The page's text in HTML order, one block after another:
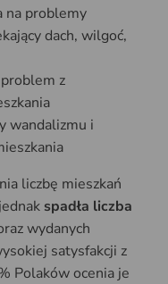
na problemy
dach, wilgoć,
z
wandalizmu i
liczbę mieszkań
spadła liczba
wydanych
satysfakcji z
Polaków ocenia je